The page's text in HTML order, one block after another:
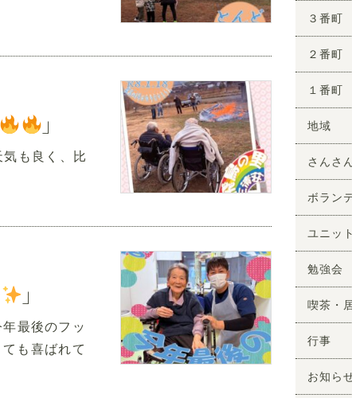
」
気も良く、比
」
最後のフッ
も喜ばれて
３番町
２番町
１番町
地域
さんさ
ボラン
ユニッ
勉強会
喫茶・
行事
お知ら